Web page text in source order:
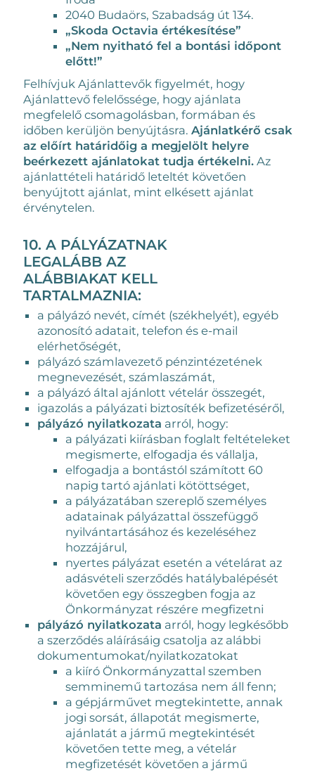
2040 Budaörs, Szabadság út 134.
„Skoda Octavia értékesítése”
„Nem nyitható fel a bontási időpont
előtt!”
Felhívjuk Ajánlattevők figyelmét, hogy
Ajánlattevő felelőssége, hogy ajánlata
megfelelő csomagolásban, formában és
időben kerüljön benyújtásra. Ajánlatkérő csak
az előírt határidőig a megjelölt helyre
beérkezett ajánlatokat tudja értékelni.Az
ajánlattételi határidő leteltét követően
benyújtott ajánlat, mint elkésett ajánlat
érvénytelen.
10. A PÁLYÁZATNAK
LEGALÁBB AZ
ALÁBBIAKAT KELL
TARTALMAZNIA:
a pályázó nevét, címét (székhelyét), egyéb
azonosító adatait, telefon és e-mail
elérhetőségét,
pályázó számlavezető pénzintézetének
megnevezését, számlaszámát,
a pályázó által ajánlott vételár összegét,
igazolás a pályázati biztosíték befizetéséről,
pályázó nyilatkozata arról, hogy:
a pályázati kiírásban foglalt feltételeket
megismerte, elfogadja és vállalja,
elfogadja a bontástól számított 60
napig tartó ajánlati kötöttséget,
a pályázatában szereplő személyes
adatainak pályázattal összefüggő
nyilvántartásához és kezeléséhez
hozzájárul,
nyertes pályázat esetén a vételárat az
adásvételi szerződés hatálybalépését
követően egy összegben fogja az
Önkormányzat részére megfizetni
pályázó nyilatkozata arról, hogy legkésőbb
a szerződés aláírásáig csatolja az alábbi
dokumentumokat/nyilatkozatokat
a kiíró Önkormányzattal szemben
semminemű tartozása nem áll fenn;
a gépjárművet megtekintette, annak
jogi sorsát, állapotát megismerte,
ajánlatát a jármű megtekintését
követően tette meg, a vételár
megfizetését követően a jármű